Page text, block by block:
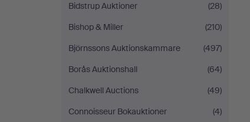
Bidstrup Auktioner
(28)
Bishop & Miller
(210)
Björnssons Auktionskammare
(497)
Borås Auktionshall
(64)
Chalkwell Auctions
(49)
Connoisseur Bokauktioner
(4)